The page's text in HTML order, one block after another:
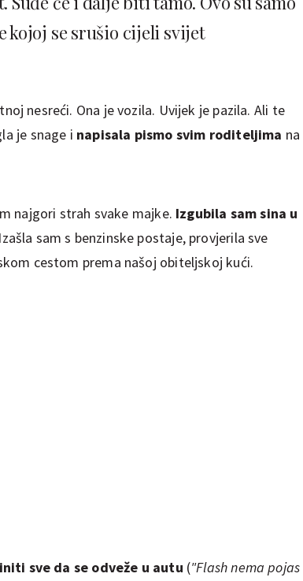
kojoj se srušio cijeli svijet
nesreći. Ona je vozila. Uvijek je pazila. Ali te
je snage i napisala pismo svim roditeljima na
najgori strah svake majke. Izgubila sam sina u
sam s benzinske postaje, provjerila sve
cestom prema našoj obiteljskoj kući.
sve da se odveže u autu ("Flash nema pojas